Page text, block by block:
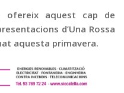
ofereix aquest cap de
d’Una Rossa
aquesta primavera.